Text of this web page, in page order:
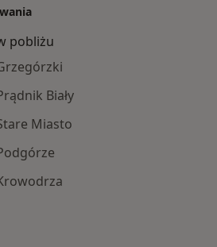
pobliżu
Biały
Miasto